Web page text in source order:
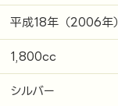
平成18年（2006年）
1,800cc
シルバー